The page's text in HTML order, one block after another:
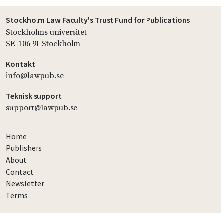
Stockholm Law Faculty's Trust Fund for Publications
Stockholms universitet
SE-106 91 Stockholm
Kontakt
info@lawpub.se
Teknisk support
support@lawpub.se
Home
Publishers
About
Contact
Newsletter
Terms